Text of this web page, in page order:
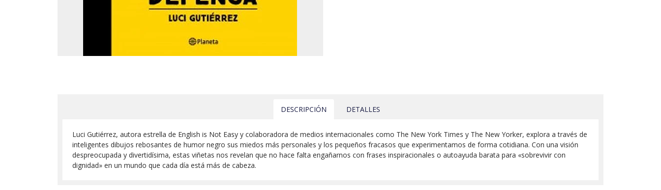
DESCRIPCIÓN DETALLES
Luci Gutiérrez, autora estrella de English is Not Easy y colaboradora de medios internacionales como The New York Times y The New Yorker, explora a través de
inteligentes dibujos rebosantes de humor negro sus miedos más personales y los pequeños fracasos que experimentamos de forma cotidiana. Con una visión
despreocupada y divertidísima, estas viñetas nos revelan que no hace falta engañarnos con frases inspiracionales o autoayuda barata para «sobrevivir con
dignidad» en un mundo que cada día está más de cabeza.